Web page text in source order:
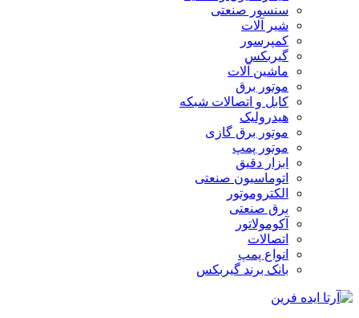
سنسور صنعتی
شیر آلات
کمپرسور
گیربکس
ماشین آلات
موتور برق
کابل و اتصالات شبکه
هیدرولیک
موتور برق گازی
موتور پمپ
ابزار دقیق
اتوماسیون صنعتی
الکتروموتور
برق صنعتی
آکومولاتور
اتصالات
انواع پمپ
بانک برند گیربکس